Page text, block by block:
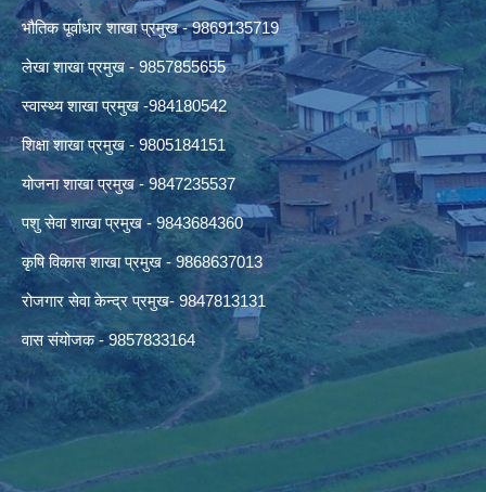
भौतिक पूर्वाधार शाखा प्रमुख - 9869135719
लेखा शाखा प्रमुख - 9857855655
स्वास्थ्य शाखा प्रमुख -984180542
शिक्षा शाखा प्रमुख - 9805184151
योजना शाखा प्रमुख - 9847235537
पशु सेवा शाखा प्रमुख - 9843684360
कृषि विकास शाखा प्रमुख - 9868637013
रोजगार सेवा केन्द्र प्रमुख- 9847813131
वास संयोजक - 9857833164